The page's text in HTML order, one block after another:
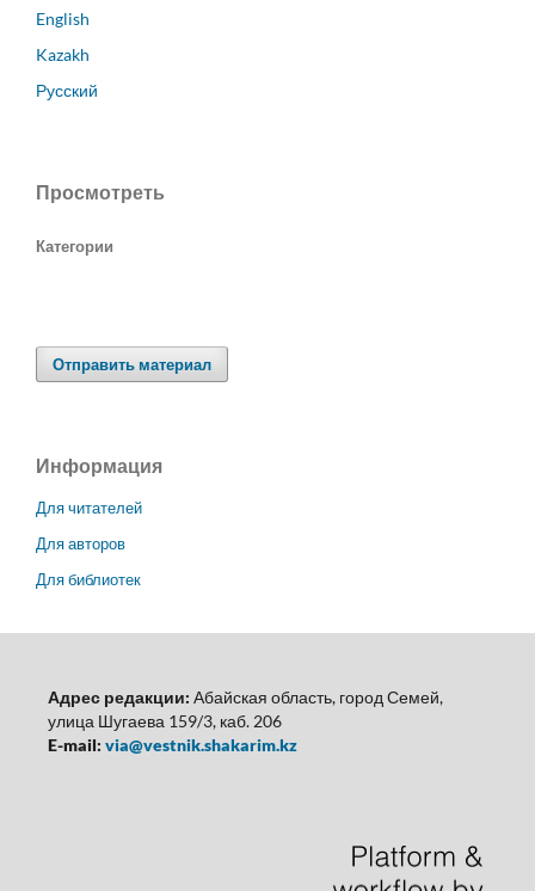
English
Kazakh
Русский
Просмотреть
Категории
Отправить материал
Информация
Для читателей
Для авторов
Для библиотек
Адрес редакции: Абайская область, город Семей,
улица Шугаева 159/3, каб. 206
E-mail: via@vestnik.shakarim.kz